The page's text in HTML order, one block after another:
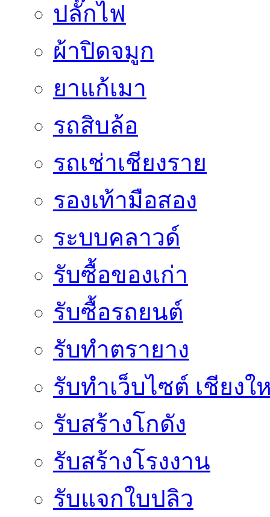
ปลั๊กไฟ
ผ้าปิดจมูก
ยาแก้เมา
รถสิบล้อ
รถเช่าเชียงราย
รองเท้ามือสอง
ระบบคลาวด์
รับซื้อของเก่า
รับซื้อรถยนต์
รับทำตรายาง
รับทำเว็บไซต์ เชียงใ
รับสร้างโกดัง
รับสร้างโรงงาน
รับแจกใบปลิว